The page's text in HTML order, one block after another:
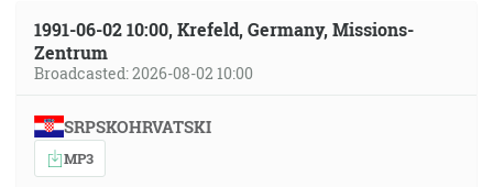
1991-06-02 10:00, Krefeld, Germany, Missions-
Zentrum
Broadcasted: 2026-08-02 10:00
SRPSKOHRVATSKI
MP3